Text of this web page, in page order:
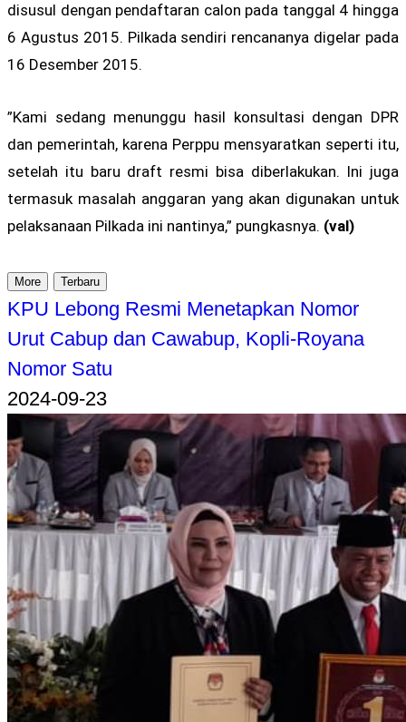
disusul dengan pendaftaran calon pada tanggal 4 hingga
6 Agustus 2015. Pilkada sendiri rencananya digelar pada
16 Desember 2015.
”Kami sedang menunggu hasil konsultasi dengan DPR
dan pemerintah, karena Perppu mensyaratkan seperti itu,
setelah itu baru draft resmi bisa diberlakukan. Ini juga
termasuk masalah anggaran yang akan digunakan untuk
pelaksanaan Pilkada ini nantinya,” pungkasnya. (val)
More Terbaru
KPU Lebong Resmi Menetapkan Nomor
Urut Cabup dan Cawabup, Kopli-Royana
Nomor Satu
2024-09-23